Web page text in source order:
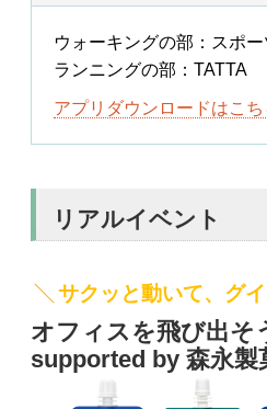
ウォーキングの部：スポ
ランニングの部：TATTA
アプリダウンロードはこち
リアルイベント
サクッと動いて、グ
オフィスを飛び出そ
supported by 森永製